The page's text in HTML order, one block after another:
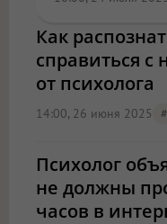
Как
справиться
от психолога
14:00, 26 июня 2025
Психолог
не должны
часов в